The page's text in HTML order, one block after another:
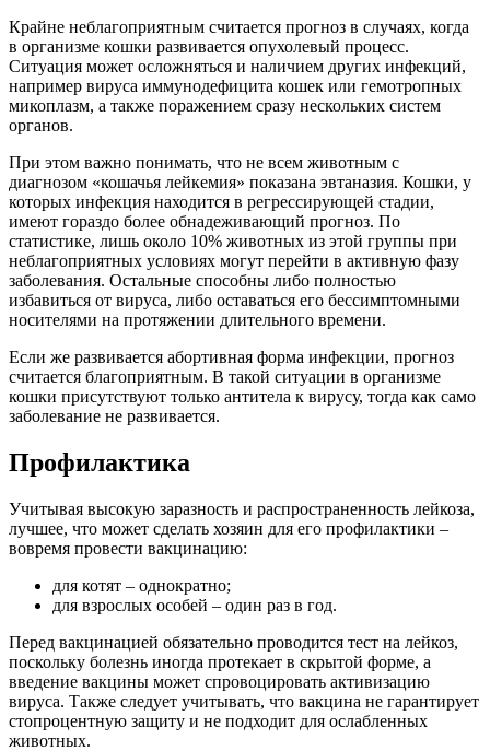
Крайне неблагоприятным считается прогноз в случаях, когда
в организме кошки развивается опухолевый процесс.
Ситуация может осложняться и наличием других инфекций,
например вируса иммунодефицита кошек или гемотропных
микоплазм, а также поражением сразу нескольких систем
органов.
При этом важно понимать, что не всем животным с
диагнозом «кошачья лейкемия» показана эвтаназия. Кошки, у
которых инфекция находится в регрессирующей стадии,
имеют гораздо более обнадеживающий прогноз. По
статистике, лишь около 10% животных из этой группы при
неблагоприятных условиях могут перейти в активную фазу
заболевания. Остальные способны либо полностью
избавиться от вируса, либо оставаться его бессимптомными
носителями на протяжении длительного времени.
Если же развивается абортивная форма инфекции, прогноз
считается благоприятным. В такой ситуации в организме
кошки присутствуют только антитела к вирусу, тогда как само
заболевание не развивается.
Профилактика
Учитывая высокую заразность и распространенность лейкоза,
лучшее, что может сделать хозяин для его профилактики –
вовремя провести вакцинацию:
для котят – однократно;
для взрослых особей – один раз в год.
Перед вакцинацией обязательно проводится тест на лейкоз,
поскольку болезнь иногда протекает в скрытой форме, а
введение вакцины может спровоцировать активизацию
вируса. Также следует учитывать, что вакцина не гарантирует
стопроцентную защиту и не подходит для ослабленных
животных.